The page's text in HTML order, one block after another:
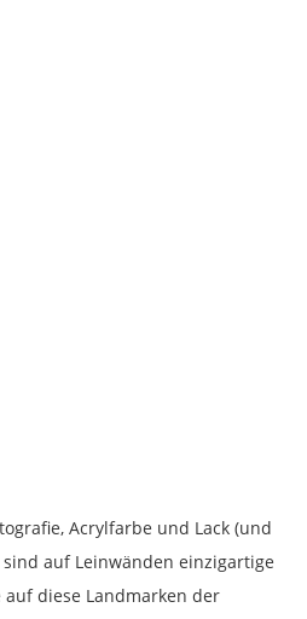
Acrylfarbe und Lack (und
auf Leinwänden einzigartige
diese Landmarken der